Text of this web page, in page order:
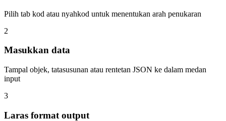
Pilih tab kod atau nyahkod untuk menentukan arah penukaran
2
Masukkan data
Tampal objek, tatasusunan atau rentetan JSON ke dalam medan
input
3
Laras format output